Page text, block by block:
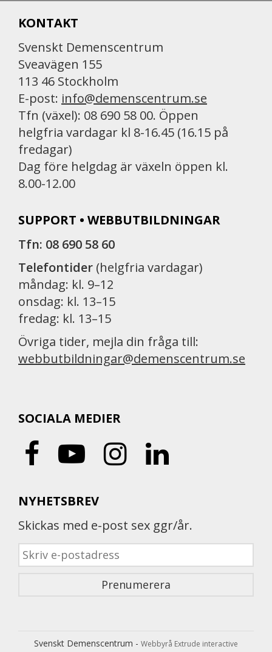
KONTAKT
Svenskt Demenscentrum
Sveavägen 155
113 46 Stockholm
E-post: info@demenscentrum.se
Tfn (växel): 08 690 58 00. Öppen
helgfria vardagar kl 8-16.45 (16.15 på
fredagar)
Dag före helgdag är växeln öppen kl.
8.00-12.00
SUPPORT • WEBBUTBILDNINGAR
Tfn: 08 690 58 60
Telefontider (helgfria vardagar)
måndag: kl. 9–12
onsdag: kl. 13–15
fredag: kl. 13–15
Övriga tider, mejla din fråga till:
webbutbildningar@demenscentrum.se
SOCIALA MEDIER
NYHETSBREV
Skickas med e-post sex ggr/år.
Svenskt Demenscentrum - Webbyrå Extrude interactive